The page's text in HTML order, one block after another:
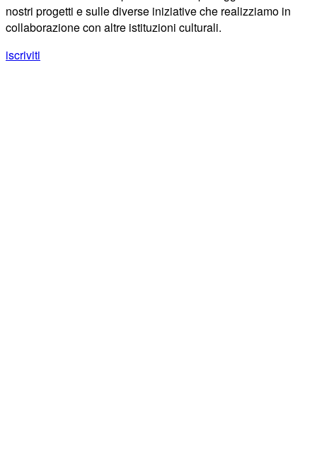
nostri progetti e sulle diverse iniziative che realizziamo in
collaborazione con altre istituzioni culturali.
iscriviti